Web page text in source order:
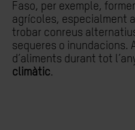
Faso, per exemple,
agrícoles, especialment
trobar conreus
sequeres o inundacions.
d’aliments durant tot
climàtic.